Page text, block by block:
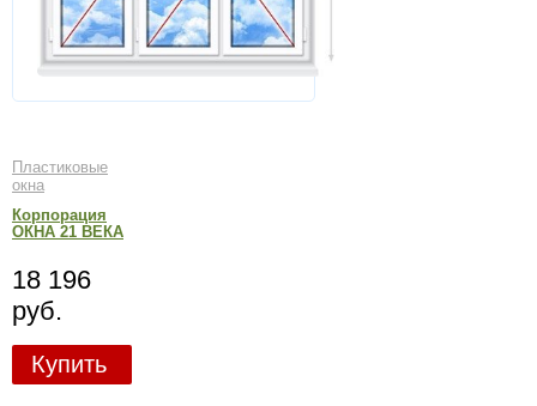
Пластиковые
окна
Корпорация
ОКНА 21 ВЕКА
18 196
руб.
Купить